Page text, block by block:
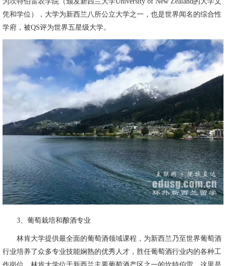
凭和学位），大学为新西兰八所公立大学之一，也是世界闻名的综合性
学府，被QS评为世界五星级大学。
3、葡萄栽培和酿酒专业
林肯大学提供最全面的葡萄酒领域课程，为新西兰乃至世界葡萄酒
行业培养了众多专业技能娴熟的优秀人才，胜任葡萄酒行业内的各种工